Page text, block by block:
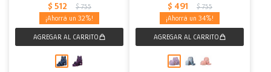
$ 512 $ 755
32
$ 491 $ 755
34